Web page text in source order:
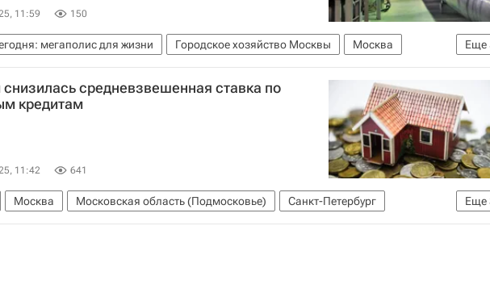
11:59 150
Еще
мегаполис для жизни Городское хозяйство Москвы
Москва
Мосэнерго Газпром Комплекс городского хозяйства Москвы ЖКХ
снизилась средневзвешенная ставка по
кредитам
11:42 641
Еще
Москва Московская область (Подмосковье)
Санкт-Петербург
Банк РФ (ЦБ РФ)
Кредиты Россия